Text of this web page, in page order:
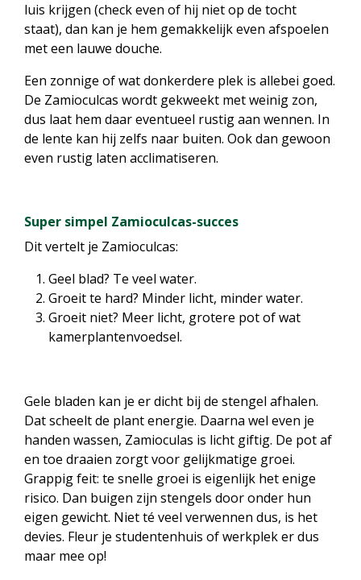
luis krijgen (check even of hij niet op de tocht
staat), dan kan je hem gemakkelijk even afspoelen
met een lauwe douche.
Een zonnige of wat donkerdere plek is allebei goed.
De Zamioculcas wordt gekweekt met weinig zon,
dus laat hem daar eventueel rustig aan wennen. In
de lente kan hij zelfs naar buiten. Ook dan gewoon
even rustig laten acclimatiseren.
Super simpel Zamioculcas-succes
Dit vertelt je Zamioculcas:
Geel blad? Te veel water.
Groeit te hard? Minder licht, minder water.
Groeit niet? Meer licht, grotere pot of wat
kamerplantenvoedsel.
Gele bladen kan je er dicht bij de stengel afhalen.
Dat scheelt de plant energie. Daarna wel even je
handen wassen, Zamioculas is licht giftig. De pot af
en toe draaien zorgt voor gelijkmatige groei.
Grappig feit: te snelle groei is eigenlijk het enige
risico. Dan buigen zijn stengels door onder hun
eigen gewicht. Niet té veel verwennen dus, is het
devies. Fleur je studentenhuis of werkplek er dus
maar mee op!